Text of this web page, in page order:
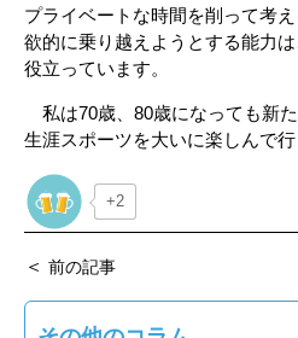
プライベートな時間を削って考
欲的に乗り越えようとする能力
役立っています。
私は70歳、80歳になっても新た
生涯スポーツを大いに楽しんで行
+2
＜ 前の記事